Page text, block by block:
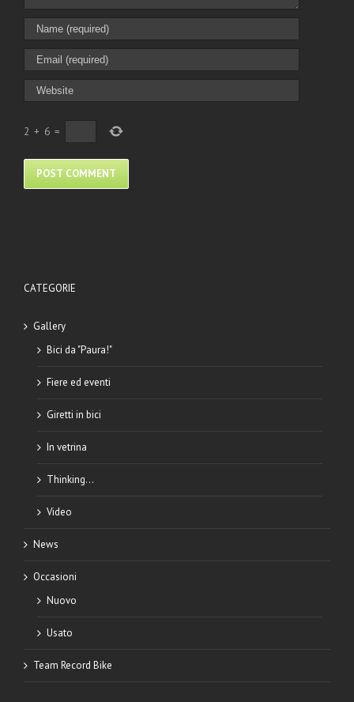
2 + 6 =
CATEGORIE
Gallery
Bici da "Paura!"
Fiere ed eventi
Giretti in bici
In vetrina
Thinking…
Video
News
Occasioni
Nuovo
Usato
Team Record Bike